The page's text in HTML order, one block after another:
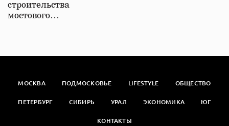
строительства
мостового…
МОСКВА ПОДМОСКОВЬЕ LIFESTYLE ОБЩЕСТВО
ПЕТЕРБУРГ СИБИРЬ УРАЛ ЭКОНОМИКА ЮГ
КОНТАКТЫ